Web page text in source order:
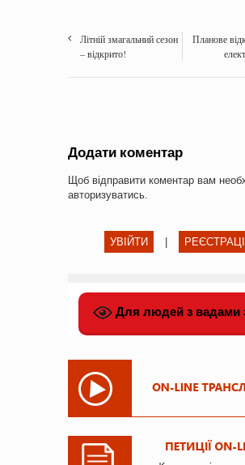
Літній змагальний сезон
– відкрито!
Планове
Додати коментар
Щоб відправити коментар вам
авторизуватись.
УВІЙТИ
Для людей з вадами